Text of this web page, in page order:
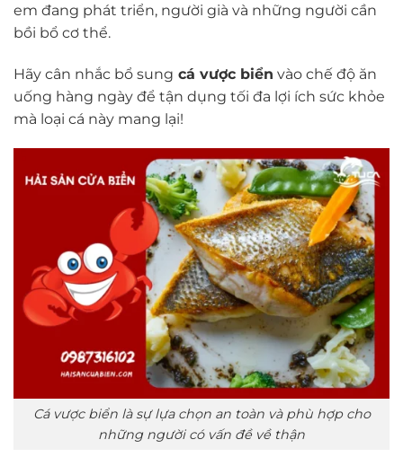
em đang phát triển, người già và những người cần
bồi bổ cơ thể.
Hãy cân nhắc bổ sung cá vược biển vào chế độ ăn
uống hàng ngày để tận dụng tối đa lợi ích sức khỏe
mà loại cá này mang lại!
Cá vược biển là sự lựa chọn an toàn và phù hợp cho
những người có vấn đề về thận